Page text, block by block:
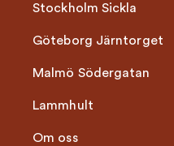
Stockholm Sickla
Göteborg Järntorget
Malmö Södergatan
Lammhult
Om oss